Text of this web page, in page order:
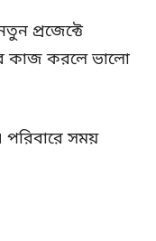
প্রজেক্টে
কাজ করলে ভালো
পরিবারে সময়